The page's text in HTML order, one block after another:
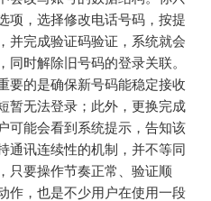
项，选择修改电话号码，按提
并完成验证码验证，系统就会
同时解除旧号码的登录关联。
要的是确保新号码能稳定接收
暂无法登录；此外，更换完成
可能会看到系统提示，告知该
通讯连续性的机制，并不等同
只要操作节奏正常、验证顺
作，也是不少用户在使用一段